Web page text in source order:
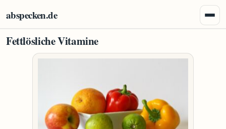
abspecken.de
Fettlösliche Vitamine